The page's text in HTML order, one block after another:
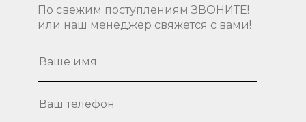
По свежим поступлениям ЗВОНИТЕ!
или наш менеджер свяжется с вами!